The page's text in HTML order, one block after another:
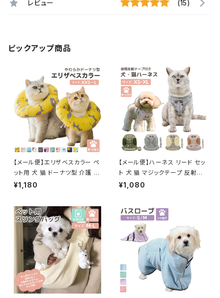
レビュー (15)
ピックアップ商品
【メール便】エリザベスカラー ペ
ット用 犬 猫 ドーナツ型 介護 ク
ッション ネッカー／pets084
¥1,180
【メール便】ハーネス リード セッ
ト 犬 猫 マジックテープ 反射テ
ープ付き サイズ調整可能／pet
¥1,080